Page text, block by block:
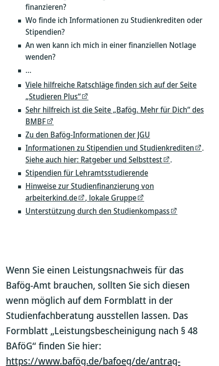
finanzieren?
Wo finde ich Informationen zu Studienkrediten oder
Stipendien?
An wen kann ich mich in einer finanziellen Notlage
wenden?
…
Viele hilfreiche Ratschläge finden sich auf der Seite
„Studieren Plus“
Sehr hilfreich ist die Seite „Bafög. Mehr für Dich“ des
BMBF
Zu den Bafög-Informationen der JGU
Informationen zu Stipendien und Studienkrediten
.
Siehe auch hier: Ratgeber und Selbsttest
.
Stipendien für Lehramtsstudierende
Hinweise zur Studienfinanzierung von
arbeiterkind.de
, lokale Gruppe
Unterstützung durch den Studienkompass
Wenn Sie einen Leistungsnachweis für das
Bafög-Amt brauchen, sollten Sie sich diesen
wenn möglich auf dem Formblatt in der
Studienfachberatung ausstellen lassen. Das
Formblatt „Leistungsbescheinigung nach § 48
BAföG“ finden Sie hier:
https://www.bafög.de/bafoeg/de/antrag-